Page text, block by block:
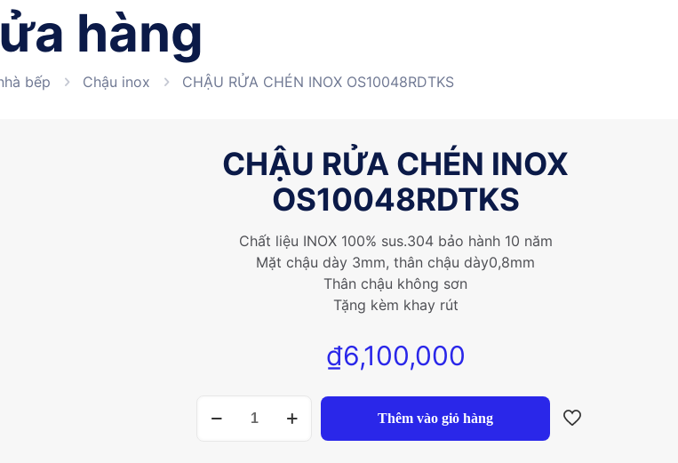
hàng
bếp Chậu inox CHẬU RỬA CHÉN INOX OS10048RDTKS
CHẬU RỬA CHÉN INOX
OS10048RDTKS
Chất liệu INOX 100% sus.304 bảo hành 10 năm
Mặt chậu dày 3mm, thân chậu dày0,8mm
Thân chậu không sơn
Tặng kèm khay rút
₫6,100,000
Thêm vào giỏ hàng